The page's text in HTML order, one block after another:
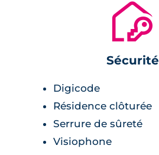
🔐
Sécurité
Digicode
Résidence clôturée
Serrure de sûreté
Visiophone